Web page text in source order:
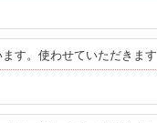
す。使わせていただきます